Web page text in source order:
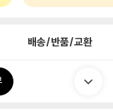
배송/반품/교환